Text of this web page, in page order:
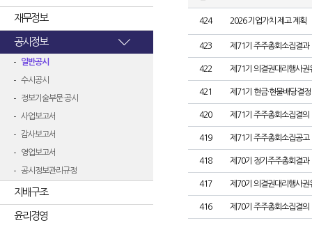
재무정보
공시정보
일반공시
수시공시
정보기술부문 공시
사업보고서
감사보고서
영업보고서
공시정보관리규정
지배구조
윤리경영
424 2026 기업가치 제고 계획
423 제71기 주주총회소집결과
422 제71기 의결권대리행사권
421 제71기 현금·현물배당결정
420 제71기 주주총회소집결의
419 제71기 주주총회소집공고
418 제70기 정기주주총회결과
417 제70기 의결권대리행사권
416 제70기 주주총회소집결의